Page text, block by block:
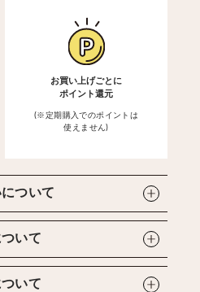
お買い上げごとに
ポイント還元
(※定期購入でのポイントは
使えません)
ついて
いて
いて